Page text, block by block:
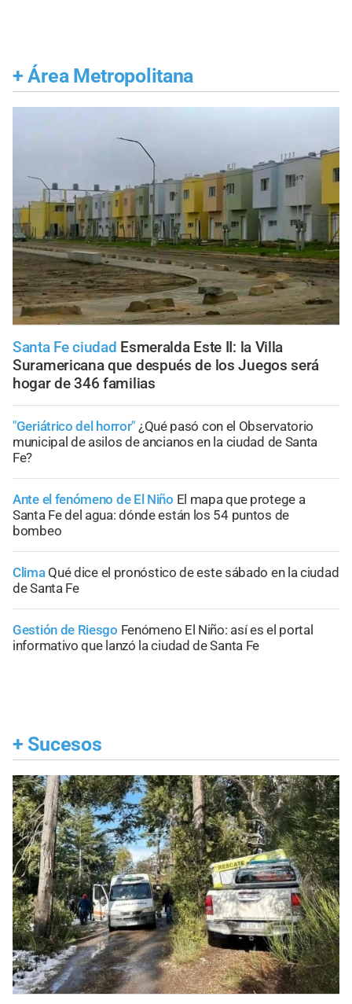
+ Área Metropolitana
Santa Fe ciudad Esmeralda Este II: la Villa
Suramericana que después de los Juegos será
hogar de 346 familias
"Geriátrico del horror" ¿Qué pasó con el Observatorio
municipal de asilos de ancianos en la ciudad de Santa
Fe?
Ante el fenómeno de El Niño El mapa que protege a
Santa Fe del agua: dónde están los 54 puntos de
bombeo
Clima Qué dice el pronóstico de este sábado en la ciudad
de Santa Fe
Gestión de Riesgo Fenómeno El Niño: así es el portal
informativo que lanzó la ciudad de Santa Fe
+ Sucesos